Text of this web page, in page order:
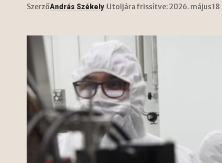
SzerzőAndrás Székely Utoljára frissítve: 2026. május 18